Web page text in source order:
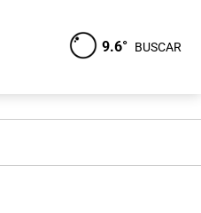
9.6° BUSCAR